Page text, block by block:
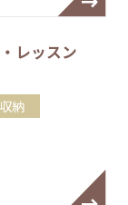
レッスン
納